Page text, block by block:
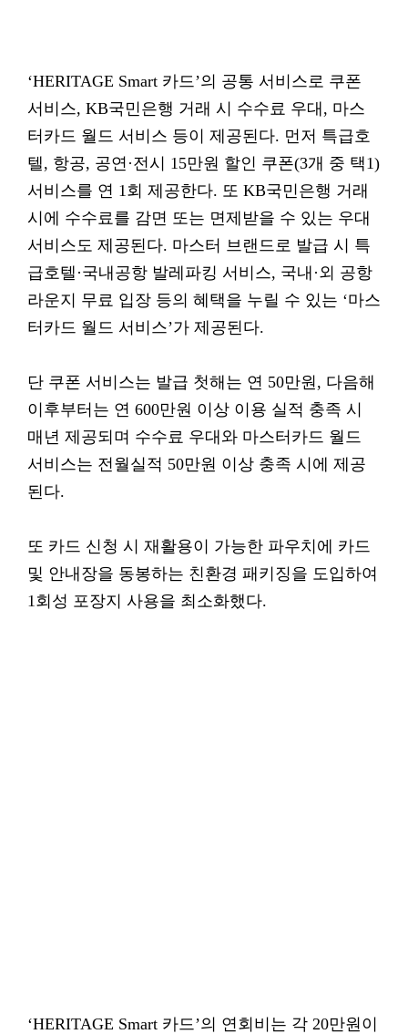
‘HERITAGE Smart 카드’의 공통 서비스로 쿠폰
서비스, KB국민은행 거래 시 수수료 우대, 마스
터카드 월드 서비스 등이 제공된다. 먼저 특급호
텔, 항공, 공연·전시 15만원 할인 쿠폰(3개 중 택1)
서비스를 연 1회 제공한다. 또 KB국민은행 거래
시에 수수료를 감면 또는 면제받을 수 있는 우대
서비스도 제공된다. 마스터 브랜드로 발급 시 특
급호텔·국내공항 발레파킹 서비스, 국내·외 공항
라운지 무료 입장 등의 혜택을 누릴 수 있는 ‘마스
터카드 월드 서비스’가 제공된다.
단 쿠폰 서비스는 발급 첫해는 연 50만원, 다음해
이후부터는 연 600만원 이상 이용 실적 충족 시
매년 제공되며 수수료 우대와 마스터카드 월드
서비스는 전월실적 50만원 이상 충족 시에 제공
된다.
또 카드 신청 시 재활용이 가능한 파우치에 카드
및 안내장을 동봉하는 친환경 패키징을 도입하여
1회성 포장지 사용을 최소화했다.
‘HERITAGE Smart 카드’의 연회비는 각 20만원이